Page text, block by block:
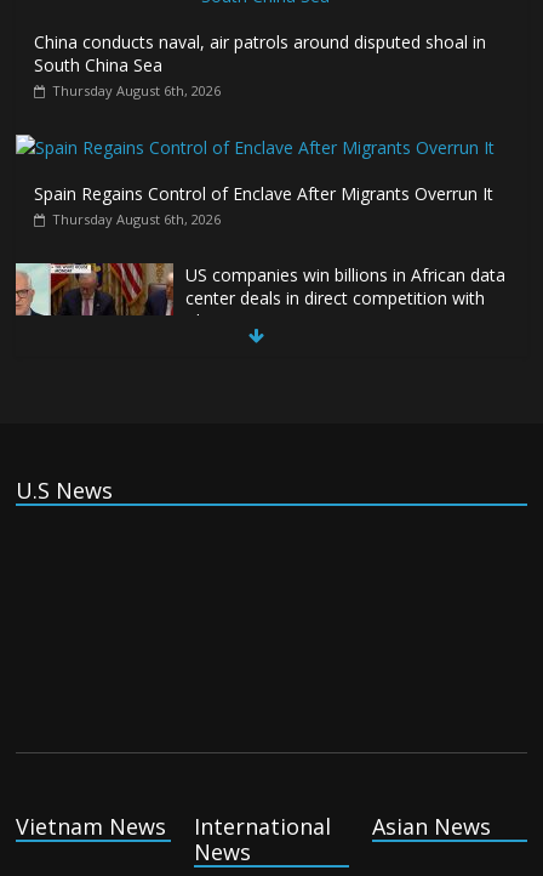
China conducts naval, air patrols around disputed shoal in
South China Sea
Thursday August 6th, 2026
Spain Regains Control of Enclave After Migrants Overrun It
Thursday August 6th, 2026
US companies win billions in African data
center deals in direct competition with
China
Thursday August 6th, 2026
Việt Nam, vì sao?
U.S News
Vietnam News
International
News
Asian News